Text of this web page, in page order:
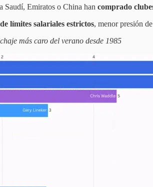
Saudí, Emiratos o China han comprado
límites salariales estrictos, menor presión
más caro del verano desde 1985